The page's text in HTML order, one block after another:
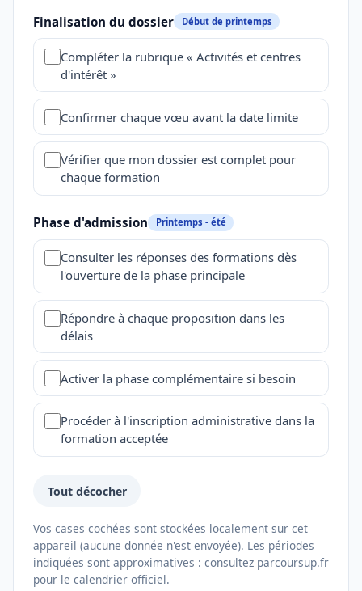
Finalisation du dossier Début de printemps
Compléter la rubrique « Activités et centres
d'intérêt »
Confirmer chaque vœu avant la date limite
Vérifier que mon dossier est complet pour
chaque formation
Phase d'admission Printemps - été
Consulter les réponses des formations dès
l'ouverture de la phase principale
Répondre à chaque proposition dans les
délais
Activer la phase complémentaire si besoin
Procéder à l'inscription administrative dans la
formation acceptée
Tout décocher
Vos cases cochées sont stockées localement sur cet
appareil (aucune donnée n'est envoyée). Les périodes
indiquées sont approximatives : consultez parcoursup.fr
pour le calendrier officiel.